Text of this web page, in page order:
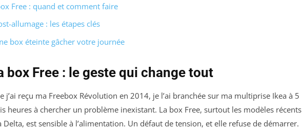
Free : quand et comment faire
allumage : les étapes clés
box éteinte gâcher votre journée
box Free : le geste qui change tout
j’ai reçu ma Freebox Révolution en 2014, je l’ai branchée sur ma multiprise Ikea à 5
heures à chercher un problème inexistant. La box Free, surtout les modèles récents
est sensible à l’alimentation. Un défaut de tension, et elle refuse de démarrer.